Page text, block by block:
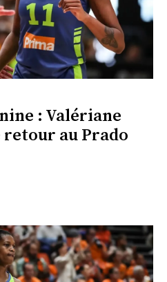
: Valériane
retour au Prado